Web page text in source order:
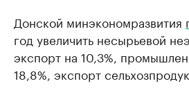
Донской минэкономразвития
год увеличить несырьевой
экспорт на 10,3%,
18,8%, экспорт